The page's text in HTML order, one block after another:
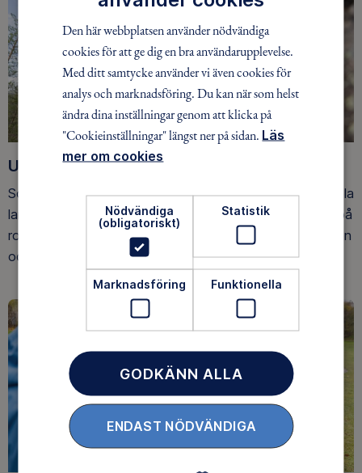
Upptäck nya äventyr
Som medlem har du tillgång till alla våra äventyr, över hela
landet. Våra ideella ledare guidar barn, unga och vuxna på
roliga och trygga äventyr i skogen, på vattnet, snön, isen
och på fjället.
Den här webbplatsen använder nödvändiga
cookies för att ge dig en bra användarupplevelse.
Med ditt samtycke använder vi även cookies för
analys och marknadsföring. Du kan när som helst
ändra dina inställningar genom att klicka på
"Cookieinställningar" längst ner på sidan. Läs
mer om cookies
Nödvändiga
(obligatoriskt)
Statistik
Marknadsföring Funktionella
GODKÄNN ALLA
ENDAST NÖDVÄNDIGA